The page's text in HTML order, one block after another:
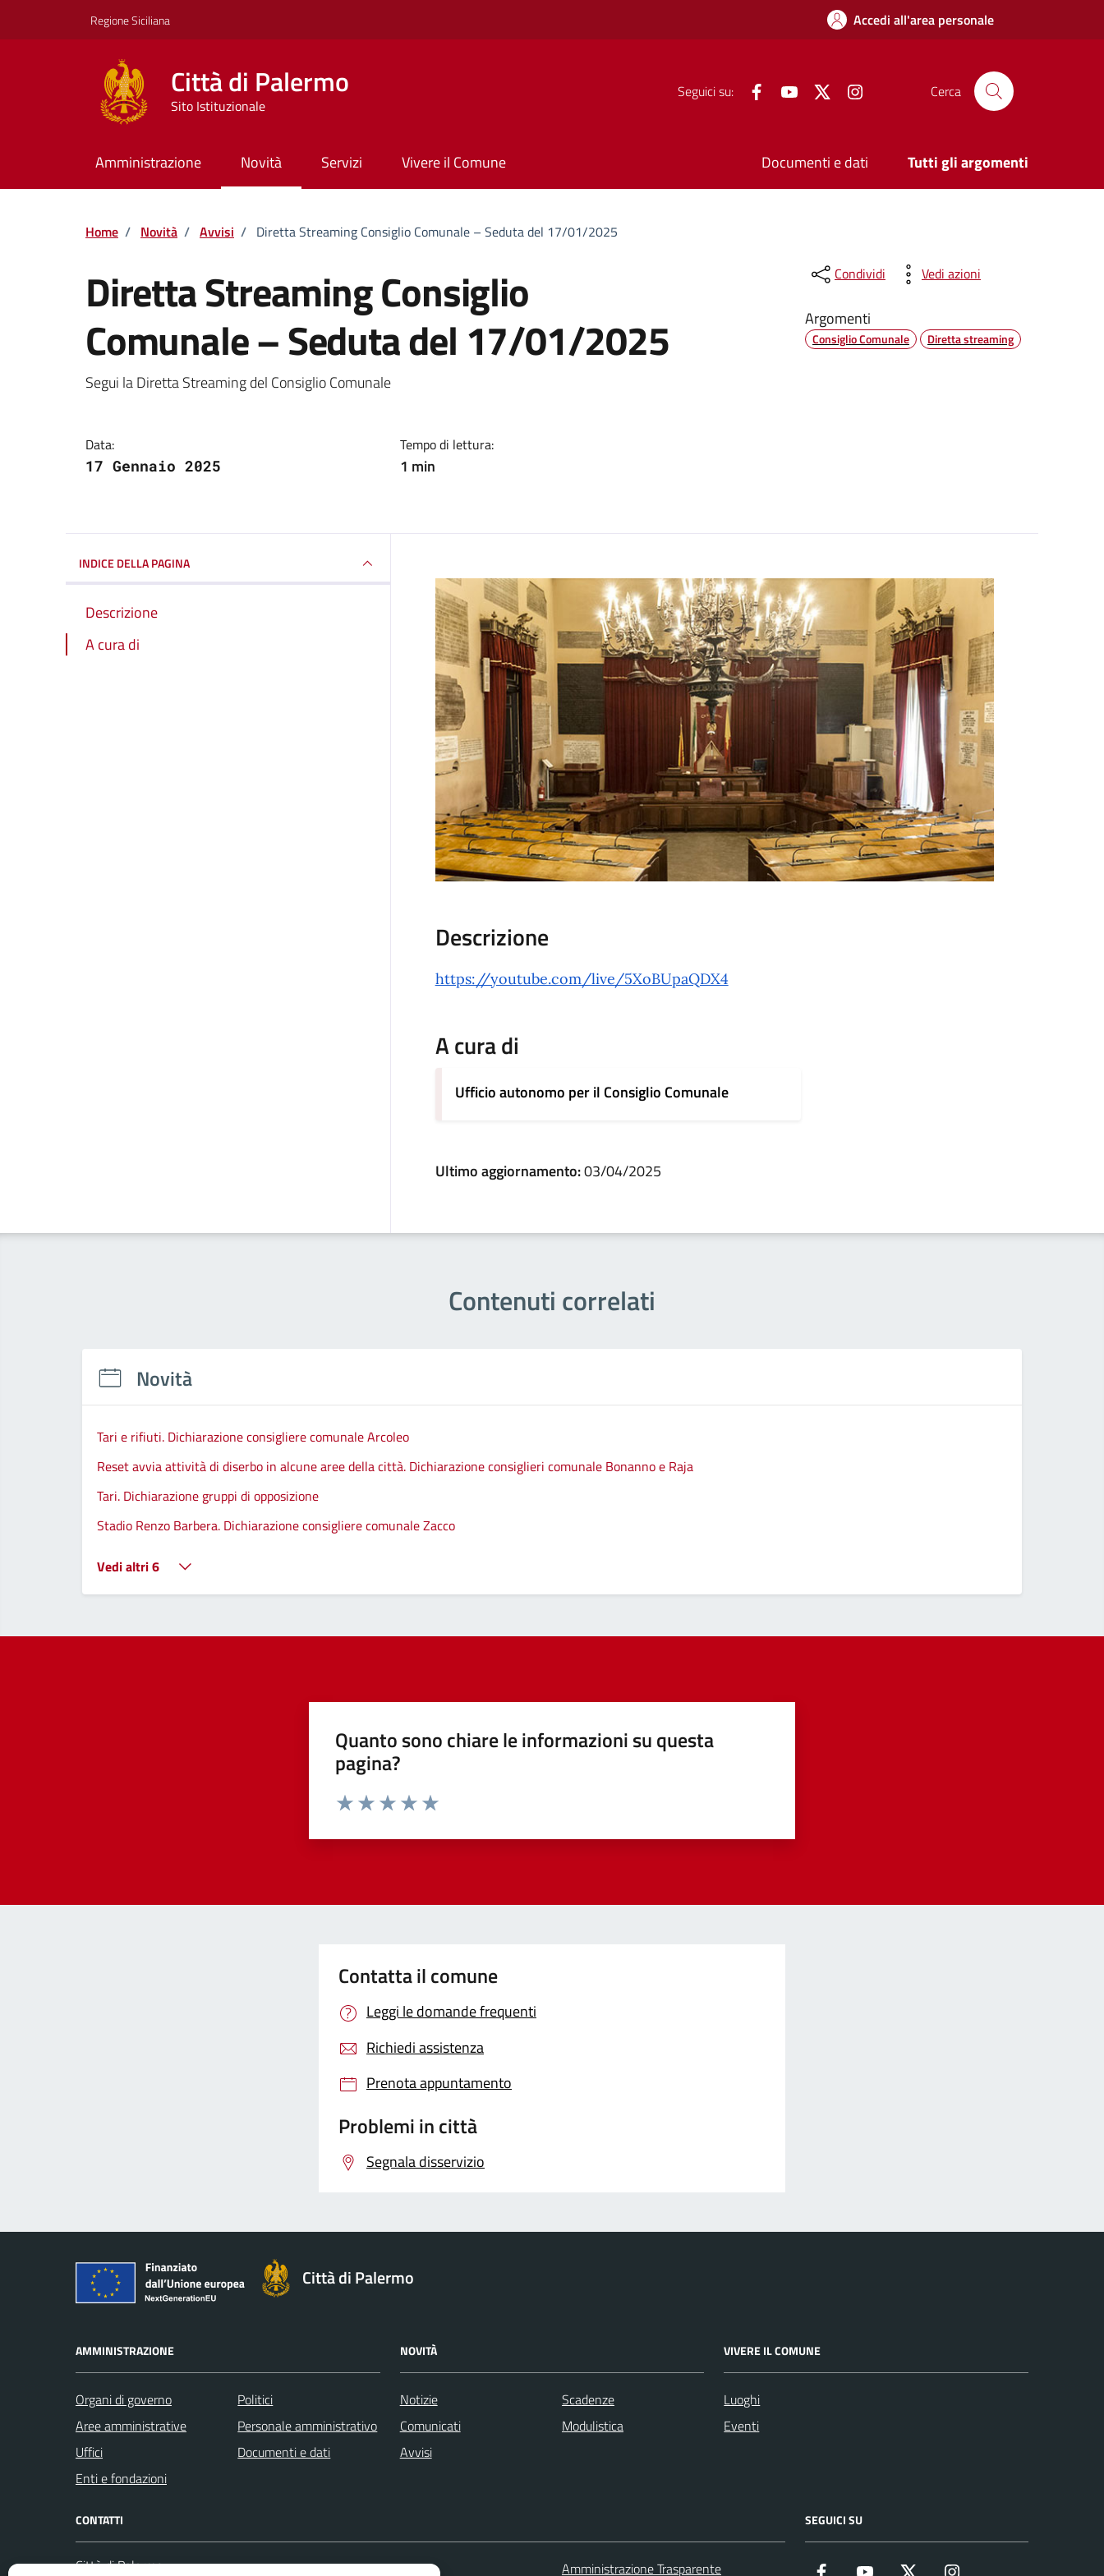
Regione Siciliana Accedi all'area personale
Città di Palermo
Sito Istituzionale
Seguici su: FacebookYouTube Twitter Cerca
Amministrazione Novità Servizi Vivere il Comune Documenti e dati Tutti gli argomenti
Home / Novità / Avvisi / Diretta Streaming Consiglio Comunale – Seduta del 17/01/2025
Diretta Streaming Consiglio
Comunale – Seduta del 17/01/2025
Dettagli della notizia
Segui la Diretta Streaming del Consiglio Comunale
Data:
17 Gennaio 2025
Tempo di lettura:
1 min
Condividi Vedi azioni
Argomenti
Consiglio Comunale Diretta streaming
INDICE DELLA PAGINA
Descrizione
A cura di
Descrizione
https://youtube.com/live/5XoBUpaQDX4
A cura di
Ufficio autonomo per il Consiglio Comunale
Ultimo aggiornamento:03/04/2025
Contenuti correlati
Novità
Tari e rifiuti. Dichiarazione consigliere comunale Arcoleo
Reset avvia attività di diserbo in alcune aree della città. Dichiarazione consiglieri comunale Bonanno e Raja
Tari. Dichiarazione gruppi di opposizione
Stadio Renzo Barbera. Dichiarazione consigliere comunale Zacco
Vedi altri 6
Quanto sono chiare le informazioni su questa
pagina?
Contatta il comune
Leggi le domande frequenti
Richiedi assistenza
Prenota appuntamento
Problemi in città
Segnala disservizio
Città di Palermo
AMMINISTRAZIONE
Organi di governo
Aree amministrative
Uffici
Enti e fondazioni
Politici
Personale amministrativo
Documenti e dati
NOVITÀ
Notizie
Comunicati
Avvisi
Scadenze
Modulistica
VIVERE IL COMUNE
Luoghi
Eventi
CONTATTI
Città di Palermo
Leggi le FAQ Amministrazione Trasparente
SEGUICI SU
Facebook YouTube Twitter